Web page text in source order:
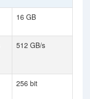
16 GB
512 GB/s
256 bit